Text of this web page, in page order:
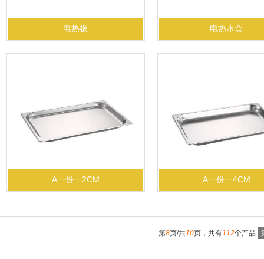
电热板 电热水盒
A一份一2CM A一份一4CM
第8页/共10页，共有112个产品